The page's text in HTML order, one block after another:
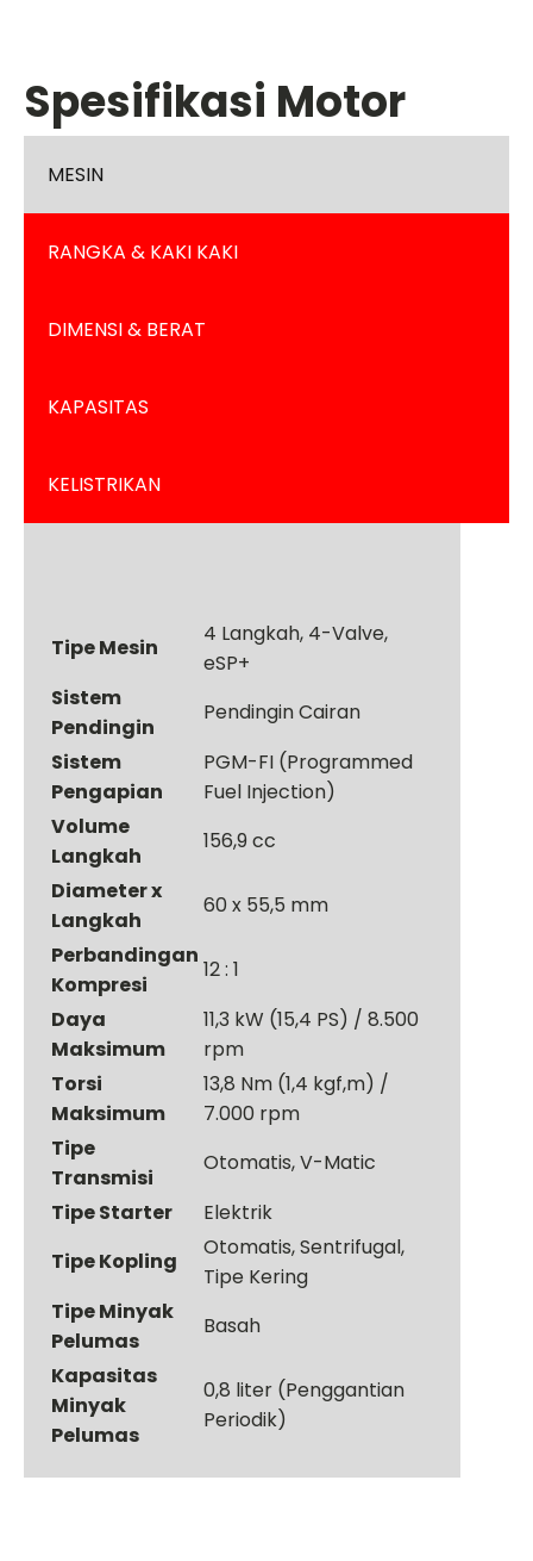
Spesifikasi Motor
MESIN
RANGKA & KAKI KAKI
DIMENSI & BERAT
KAPASITAS
KELISTRIKAN
Tipe Mesin
4 Langkah, 4-Valve,
eSP+
Sistem
Pendingin
Pendingin Cairan
Sistem
Pengapian
PGM-FI (Programmed
Fuel Injection)
Volume
Langkah
156,9 cc
Diameter x
Langkah
60 x 55,5 mm
Perbandingan
Kompresi
12 : 1
Daya
Maksimum
11,3 kW (15,4 PS) / 8.500
rpm
Torsi
Maksimum
13,8 Nm (1,4 kgf,m) /
7.000 rpm
Tipe
Transmisi
Otomatis, V-Matic
Tipe Starter
Elektrik
Tipe Kopling
Otomatis, Sentrifugal,
Tipe Kering
Tipe Minyak
Pelumas
Basah
Kapasitas
Minyak
Pelumas
0,8 liter (Penggantian
Periodik)